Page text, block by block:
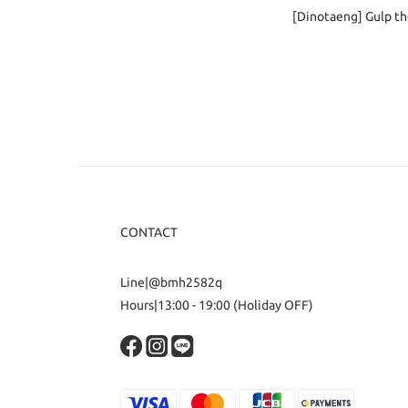
[Dinotaeng] Gulp
CONTACT
Line|@bmh2582q
Hours|13:00 - 19:00 (Holiday OFF)